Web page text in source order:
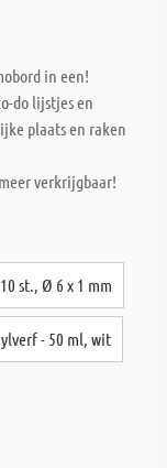
in een!
do lijstjes en
plaats en raken
verkrijgbaar!
st., Ø 6 x 1 mm
- 50 ml, wit